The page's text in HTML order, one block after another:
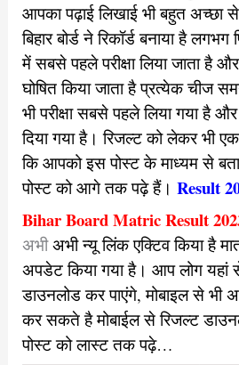
आपका पढ़ाई लिखाई भी बहुत अच्छा से
बिहार बोर्ड ने रिकॉर्ड बनाया है
में सबसे पहले परीक्षा लिया जाता है
घोषित किया जाता है प्रत्येक चीज
भी परीक्षा सबसे पहले लिया गया है
दिया गया है। रिजल्ट को लेकर भी
कि आपको इस पोस्ट के माध्यम से
पोस्ट को आगे तक पढ़े हैं। Result
Bihar Board Matric Result
अभीअभी न्यू लिंक एक्टिव किया है
अपडेट किया गया है। आप लोग यहां
डाउनलोड कर पाएंगे, मोबाइल से भी
कर सकते है मोबाईल से रिजल्ट
पोस्ट को लास्ट तक पढ़े…